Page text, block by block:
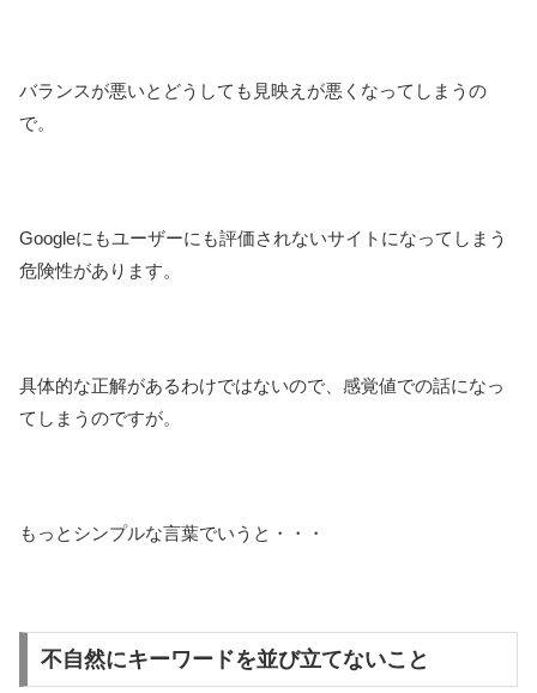
バランスが悪いとどうしても見映えが悪くなってしまうの
で。
Googleにもユーザーにも評価されないサイトになってしまう
危険性があります。
具体的な正解があるわけではないので、感覚値での話になっ
てしまうのですが。
もっとシンプルな言葉でいうと・・・
不自然にキーワードを並び立てないこと